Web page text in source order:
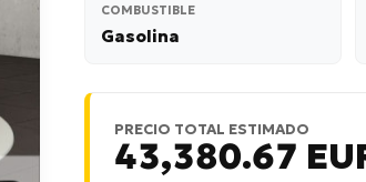
COMBUSTIBLE
Gasolina
PRECIO TOTAL ESTIMADO
43,380.67